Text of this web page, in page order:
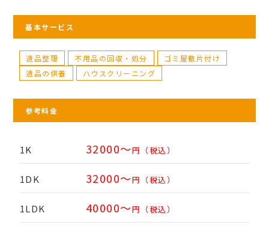
基本サービス
遺品整理 不用品の回収・処分
ゴミ屋敷片付け
遺品の供養
ハウスクリーニング
参考料金
1K 32000〜円（税込）
1DK 32000〜円（税込）
1LDK 40000〜円（税込）